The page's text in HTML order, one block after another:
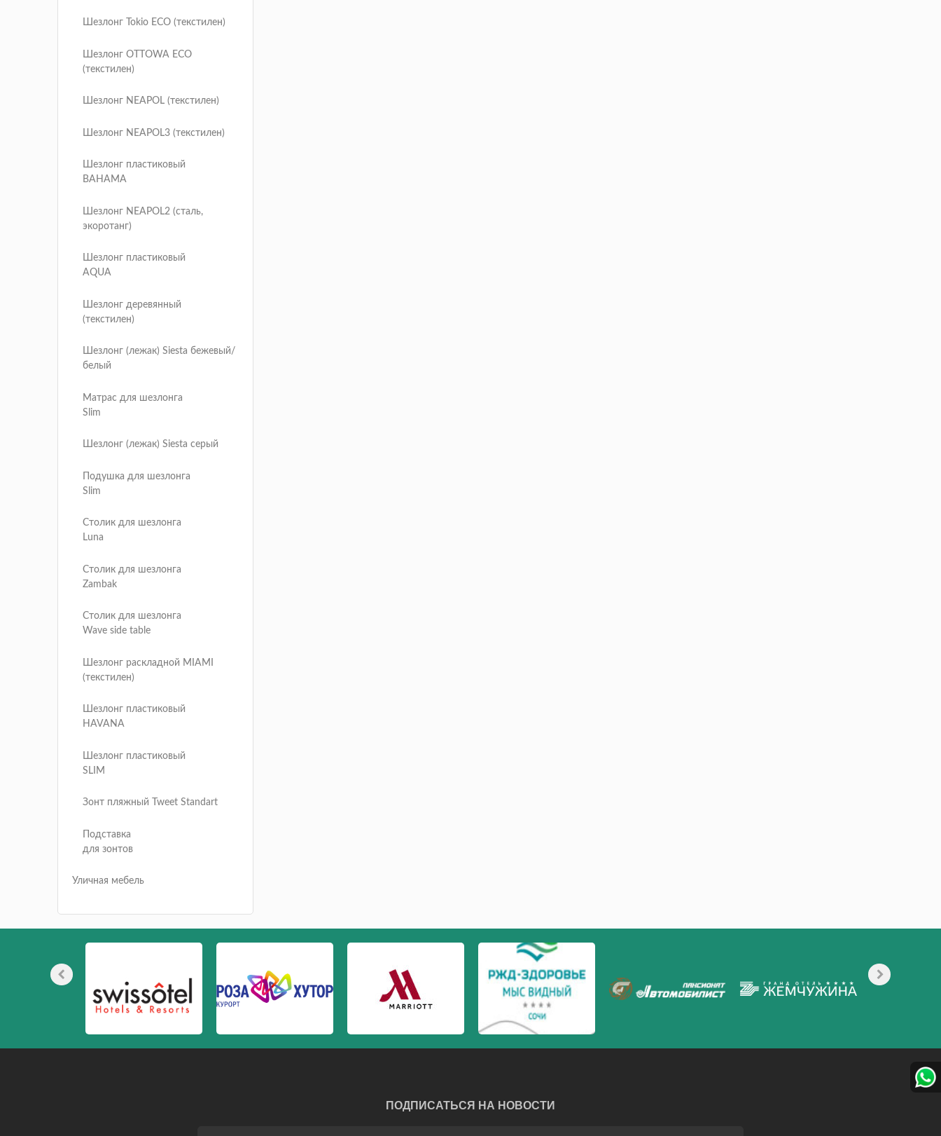
Шезлонг Tokio ECO (текстилен)
Шезлонг OTTOWA ECO
(текстилен)
Шезлонг NEAPOL (текстилен)
Шезлонг NEAPOL3 (текстилен)
Шезлонг пластиковый
BAHAMA
Шезлонг NEAPOL2 (сталь,
экоротанг)
Шезлонг пластиковый
AQUA
Шезлонг деревянный
(текстилен)
Шезлонг (лежак) Siesta бежевый/
белый
Матрас для шезлонга
Slim
Шезлонг (лежак) Siesta серый
Подушка для шезлонга
Slim
Столик для шезлонга
Luna
Столик для шезлонга
Zambak
Столик для шезлонга
Wave side table
Шезлонг раскладной MIAMI
(текстилен)
Шезлонг пластиковый
HAVANA
Шезлонг пластиковый
SLIM
Зонт пляжный Tweet Standart
Подставка
для зонтов
Уличная мебель
ПОДПИСАТЬСЯ НА НОВОСТИ